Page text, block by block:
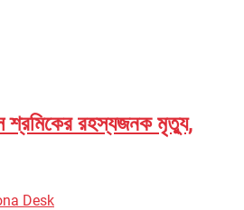
শ্রমিকের রহস্যজনক মৃত্যু,
Desk